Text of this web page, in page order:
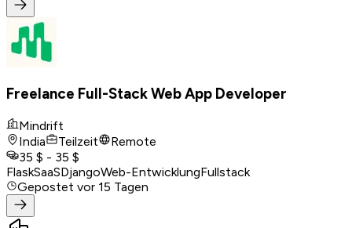
Freelance Full-Stack Web App Developer
Mindrift
India
Teilzeit
Remote
35 $ - 35 $
FlaskSaaSDjangoWeb-EntwicklungFullstack
Gepostet vor 15 Tagen